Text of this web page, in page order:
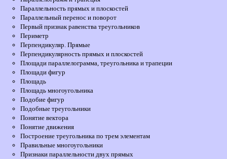
Параллельность прямых и плоскостей
Параллельный перенос и поворот
Первый признак равенства треугольников
Периметр
Перпендикуляр. Прямые
Перпендикулярность прямых и плоскостей
Площади параллелограмма, треугольника и трапеции
Площади фигур
Площадь
Площадь многоугольника
Подобие фигур
Подобные треугольники
Понятие вектора
Понятие движения
Построение треугольника по трем элементам
Правильные многоугольники
Признаки параллельности двух прямых